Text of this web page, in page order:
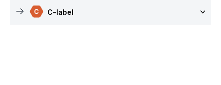
C-label